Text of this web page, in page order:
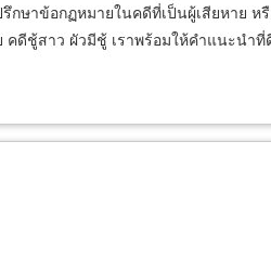
าข้อกฏหมายในคดีที่เป็นผู้เสียหาย
ชู้สาว ผัวมีชู้ เราพร้อมให้คำแนะนำที่